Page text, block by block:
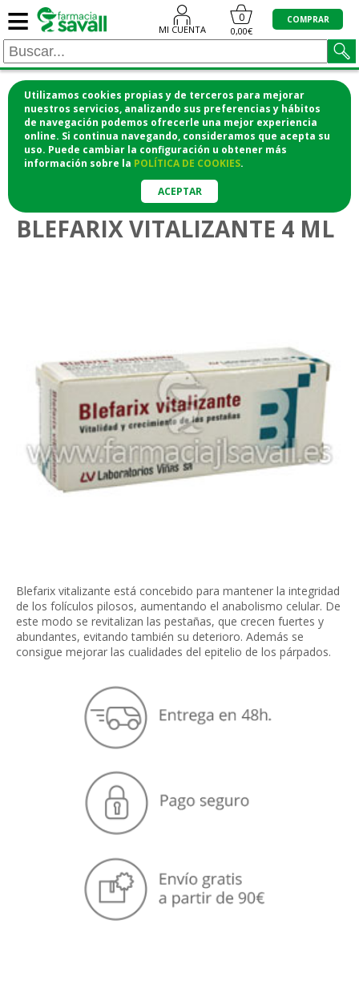
Utilizamos cookies propias y de terceros para mejorar
nuestros servicios, analizando sus preferencias y hábitos
de navegación podemos ofrecerle una mejor experiencia
online. Si continua navegando, consideramos que acepta su
uso. Puede cambiar la configuración u obtener más
información sobre la POLÍTICA DE COOKIES.
ACEPTAR
≡ MI CUENTA
0
0,00€
COMPRAR
¡COMPRA CÓMODAMENTE DESDE CASA Y RECOGE
EN LA FARMACIA!
o si lo prefieres te lo mandamos a casa
Cuidado ocular
BLEFARIX VITALIZANTE 4 ML
Blefarix vitalizante está concebido para mantener la integridad
de los folículos pilosos, aumentando el anabolismo celular. De
este modo se revitalizan las pestañas, que crecen fuertes y
abundantes, evitando también su deterioro. Además se
consigue mejorar las cualidades del epitelio de los párpados.